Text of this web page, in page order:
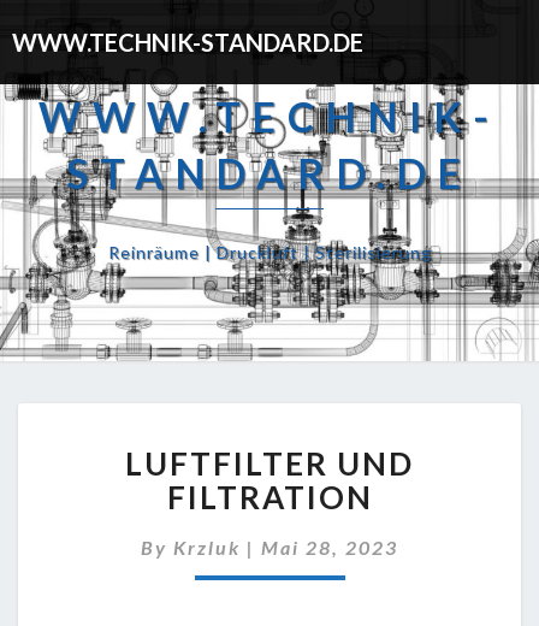
WWW.TECHNIK-STANDARD.DE
WWW.TECHNIK-
STANDARD.DE
Reinräume | Druckluft | Sterilisierung
LUFTFILTER UND
FILTRATION
By Krzluk | Mai 28, 2023